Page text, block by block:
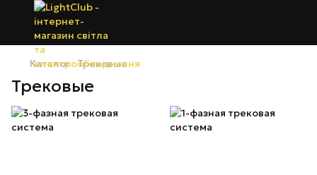
Каталог Трековые
Трековые